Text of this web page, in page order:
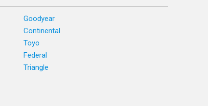
Goodyear
Continental
Toyo
Federal
Triangle